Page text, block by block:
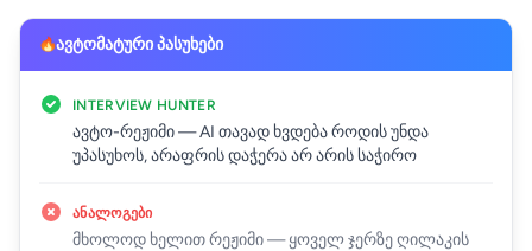
ავტომატური პასუხები
INTERVIEW HUNTER
ავტო-რეჟიმი — AI თავად ხვდება როდის უნდა
უპასუხოს, არაფრის დაჭერა არ არის საჭირო
ᲐᲜᲐᲚᲝᲒᲔᲑᲘ
მხოლოდ ხელით რეჟიმი — ყოველ ჯერზე ღილაკის